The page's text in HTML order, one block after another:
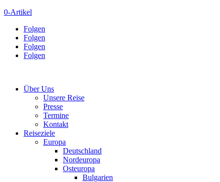
0-Artikel
Folgen
Folgen
Folgen
Folgen
Über Uns
Unsere Reise
Presse
Termine
Kontakt
Reiseziele
Europa
Deutschland
Nordeuropa
Osteuropa
Bulgarien